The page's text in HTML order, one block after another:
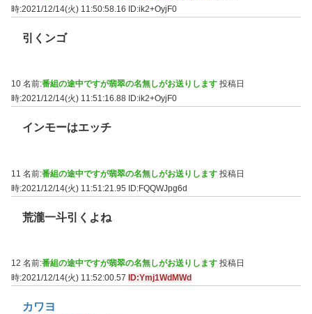
時:2021/12/14(火) 11:50:58.16 ID:ik2+OyjF0
引くンゴ
10 名前:番組の途中ですが翡翠の名無しがお送りします 投稿日
時:2021/12/14(火) 11:51:16.88 ID:ik2+OyjF0
インモーはエッチ
11 名前:番組の途中ですが翡翠の名無しがお送りします 投稿日
時:2021/12/14(火) 11:51:21.95 ID:FQQWJpg6d
荒瀧一斗引くよね
12 名前:番組の途中ですが翡翠の名無しがお送りします 投稿日
時:2021/12/14(火) 11:52:00.57
ID:Ymj1WdMWd
カワヨ